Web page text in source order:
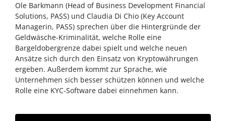
Ole Barkmann (Head of Business Development Financial
Solutions, PASS) und Claudia Di Chio (Key Account
Managerin, PASS) sprechen über die Hintergründe der
Geldwäsche-Kriminalität, welche Rolle eine
Bargeldobergrenze dabei spielt und welche neuen
Ansätze sich durch den Einsatz von Kryptowährungen
ergeben. Außerdem kommt zur Sprache, wie
Unternehmen sich besser schützen können und welche
Rolle eine KYC-Software dabei einnehmen kann.